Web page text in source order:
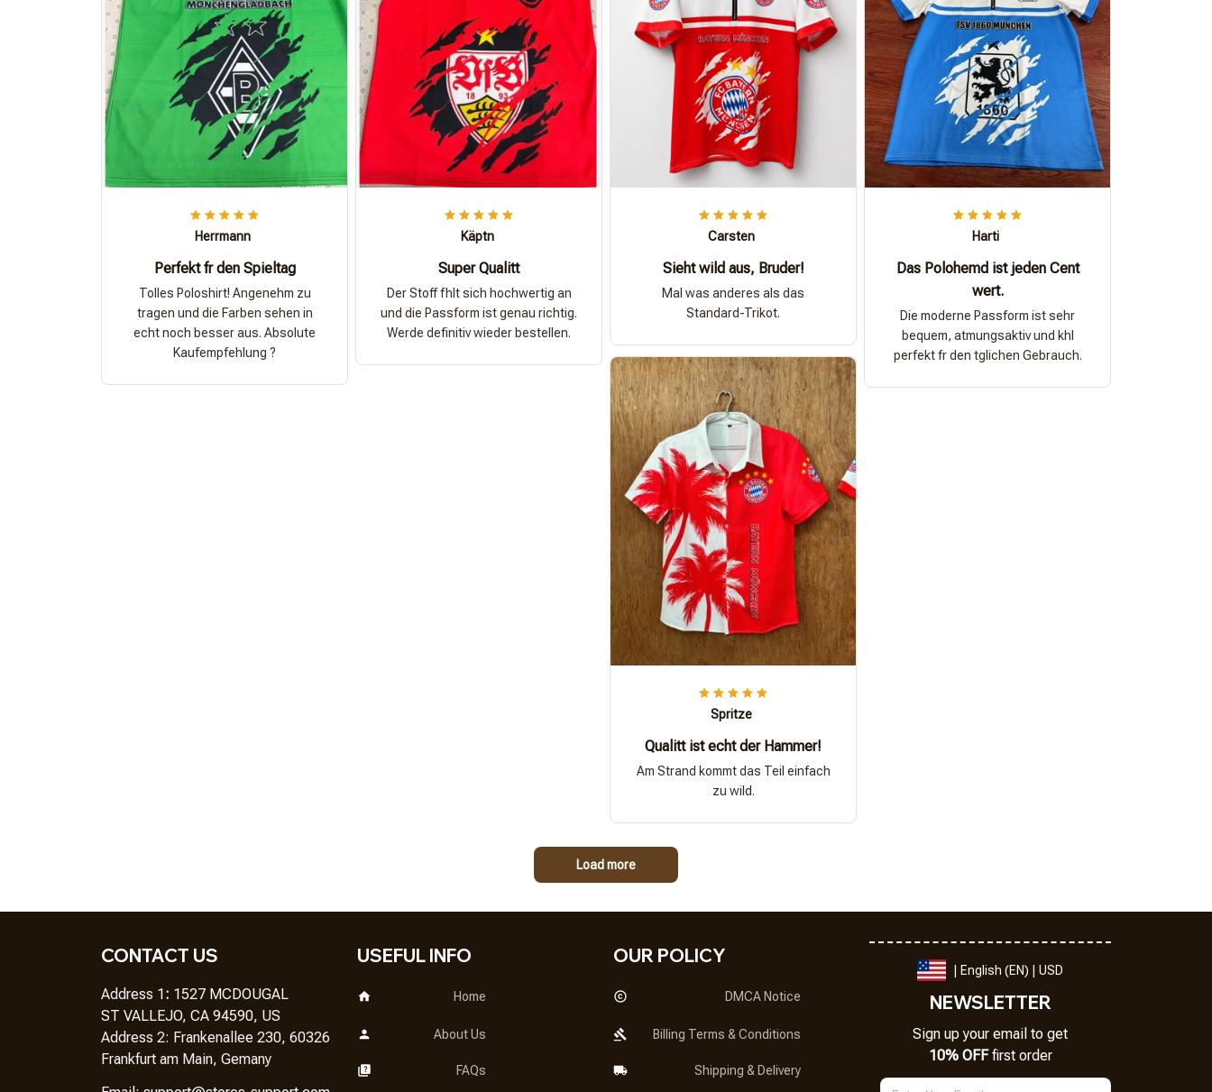
Herrmann
Perfekt fr den Spieltag
Tolles Poloshirt! Angenehm zu
tragen und die Farben sehen in
echt noch besser aus. Absolute
Kaufempfehlung ?
Käptn
Super Qualitt
Der Stoff fhlt sich hochwertig an
und die Passform ist genau richtig.
Werde definitiv wieder bestellen.
Carsten
Sieht wild aus, Bruder!
Mal was anderes als das
Standard-Trikot.
Harti
Das Polohemd ist jeden Cent
wert.
Die moderne Passform ist sehr
bequem, atmungsaktiv und khl
perfekt fr den tglichen Gebrauch.
Spritze
Qualitt ist echt der Hammer!
Am Strand kommt das Teil einfach
zu wild.
Load more
CONTACT US
Address 1: 1527 MCDOUGAL
ST VALLEJO, CA 94590, US
Address 2: Frankenallee 230, 60326
Frankfurt am Main, Gemany
USEFUL INFO
Home
About Us
FAQs
OUR POLICY
DMCA Notice
Billing Terms & Conditions
Shipping & Delivery
| English (EN) | USD
NEWSLETTER
Sign up your email to get
10% OFF first order